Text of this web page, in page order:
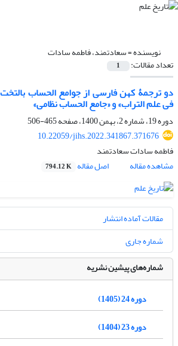
نویسنده =سعادتمند، فاطمه سادات
تعداد مقالات: 1
دو ترجمۀ کهن فارسی از جوامع الحساب
فی علم التراب» و «جامع الحساب نظامی»
دوره 19، شماره 2، بهمن 1400، صفحه
465-506
10.22059/jihs.2022.341867.371676
فاطمه سادات سعادتمند
مشاهده مقاله
اصل مقاله 794.12 K
مقالات آماده انتشار
شماره جاری
شماره‌های پیشین نشریه
دوره 24 (1405)
دوره 23 (1404)